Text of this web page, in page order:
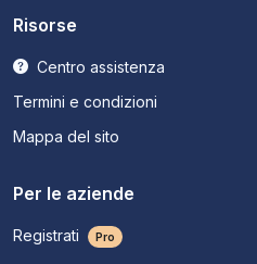
Risorse
Centro assistenza
Termini e condizioni
Mappa del sito
Per le aziende
Registrati Pro